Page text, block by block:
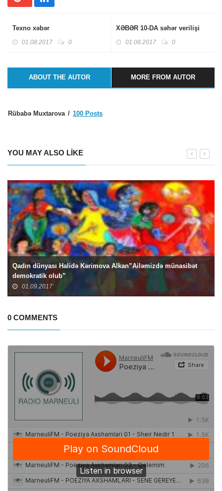
Texno xəbər
01.08.2017 0
XƏBƏR 10-DA səhər verilişi
01.08.2017 0
ABOUT THE AUTOR MORE FROM AUTOR
Rübabə Muxtarova 100 Posts
YOU MAY ALSO LIKE
Qadın dünyası Halidə Kərimova Alkan”Ailəmizdə münasibət
demokratik olub”
01.09.2017
0 COMMENTS